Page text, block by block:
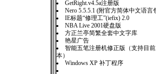
GetRight.v4.5a注册版
Nero 5.5.5.1 (附官方简体中文语言
IE标题“修理工”(iefix) 2.0
NBA Live 2001硬盘版
方正兰亭简繁全套中文字库
艳星广告
智能五笔注册机修正版（支持目
本）
Windows XP 补丁程序